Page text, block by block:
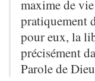
maxime de
pratiquement
pour eux, la
précisément
Parole de